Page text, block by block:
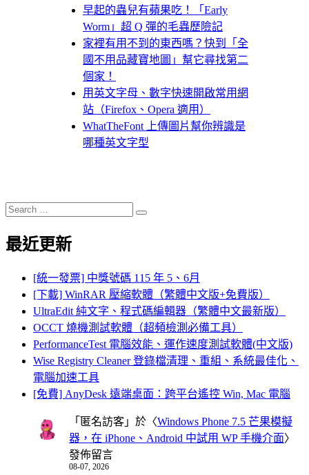
早起的蟲兒有蘋果吃！「Early
Worm」超 Q 彈的毛蟲歷險記
家裡有用不到的東西嗎？快到「全
國不用品藏寶地圖」幫它尋找第二
個家！
用英文字母、數字快速開啟常用網
站（Firefox、Opera 適用）
WhatTheFont 上傳圖片幫你辨識是
哪種英文字型
Search
for:
Search
最近更新
[統一發票] 中獎號碼 115 年 5、6月
[下載] WinRAR 壓縮軟體（繁體中文版+免費版）
UltraEdit 純文字、程式碼編輯器（繁體中文最新版）
OCCT 燒機測試軟體（超頻檢測必備工具）
PerformanceTest 電腦效能、運作速度測試軟體(中文版)
Wise Registry Cleaner 登錄檔清理、重組、系統最佳化、
電腦加速工具
[免費] AnyDesk 遠端桌面：跨平台遙控 Win, Mac 電腦
「 匿名訪客 」於〈Windows Phone 7.5 芒果模擬
器，在 iPhone、Android 中試用 WP 手機介面〉
發佈留言
08-07, 2026